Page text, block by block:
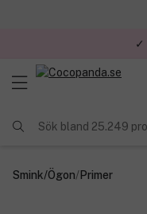
✓
Sök bland 25.249
Smink/Ögon/Primer